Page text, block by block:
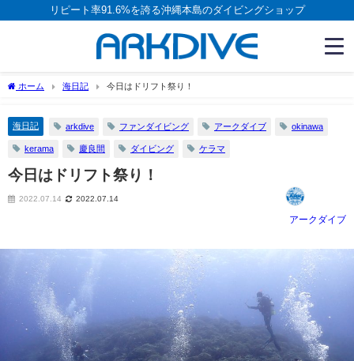
リピート率91.6%を誇る沖縄本島のダイビングショップ
ホーム 海日記 今日はドリフト祭り！
海日記 arkdive ファンダイビング アークダイブ okinawa
kerama 慶良間 ダイビング ケラマ
今日はドリフト祭り！
2022.07.14 2022.07.14
アークダイブ